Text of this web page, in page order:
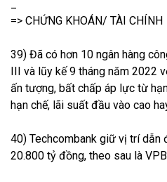
=> CHỨNG KHOÁN/ TÀI CHÍNH
39) Đã có hơn 10 ngân hàng
III và lũy kế 9 tháng năm 2022
ấn tượng, bất chấp áp lực từ
hạn chế, lãi suất đầu vào cao
40) Techcombank giữ vị trí dẫn
20.800 tỷ đồng, theo sau là